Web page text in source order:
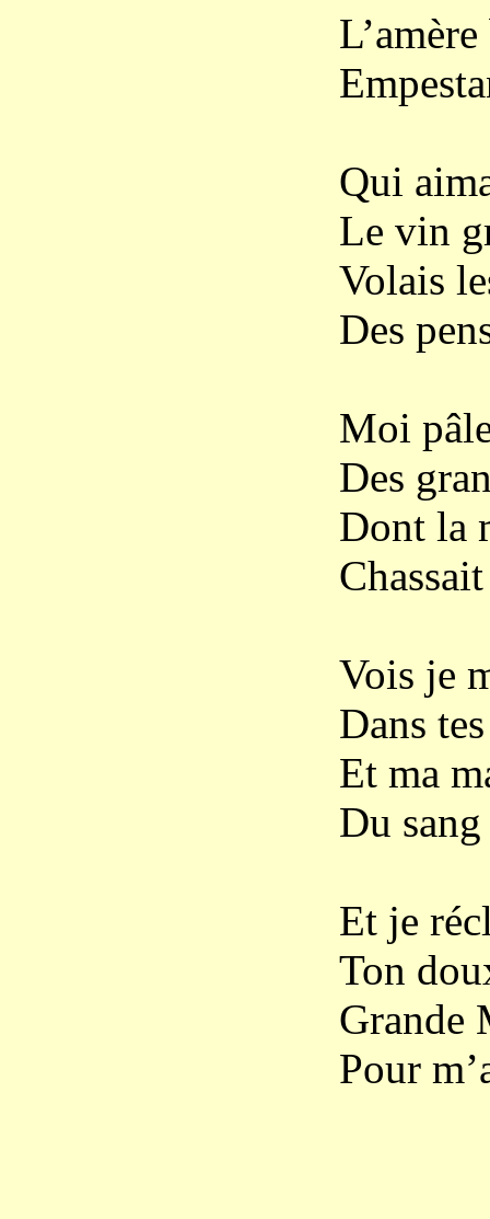
Qui
Le vin
Volais
Des
Moi
Des
Dont la
Vois je
Dans
Et ma
Du
Et je
Ton
Grande
Pour